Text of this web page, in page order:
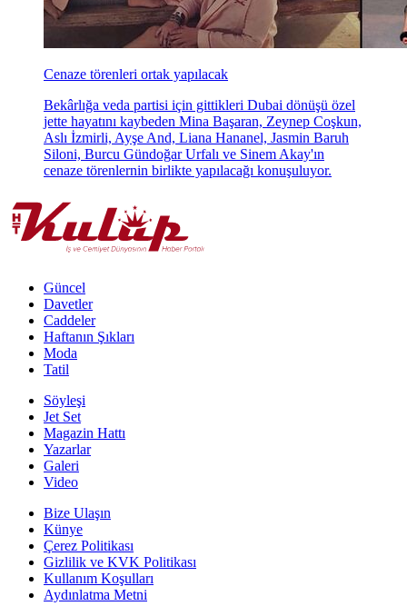
Cenaze törenleri ortak yapılacak
Bekârlığa veda partisi için gittikleri Dubai dönüşü özel
jette hayatını kaybeden Mina Başaran, Zeynep Coşkun,
Aslı İzmirli, Ayşe And, Liana Hananel, Jasmin Baruh
Siloni, Burcu Gündoğar Urfalı ve Sinem Akay'ın
cenaze törenlernin birlikte yapılacağı konuşuluyor.
Güncel
Davetler
Caddeler
Haftanın Şıkları
Moda
Tatil
Söyleşi
Jet Set
Magazin Hattı
Yazarlar
Galeri
Video
Bize Ulaşın
Künye
Çerez Politikası
Gizlilik ve KVK Politikası
Kullanım Koşulları
Aydınlatma Metni